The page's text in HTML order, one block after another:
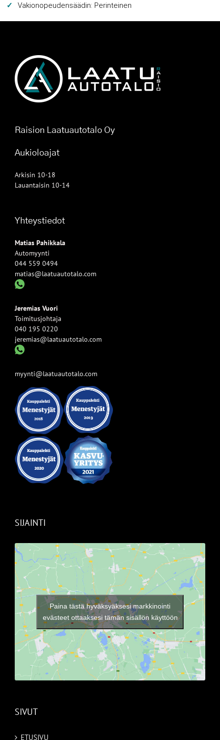
Vakionopeudensäädin: Perinteinen
Raision Laatuautotalo Oy
Aukioloajat
Arkisin 10-18
Lauantaisin 10-14
Yhteystiedot
Matias Pahikkala
Automyynti
044 559 0494
matias@laatuautotalo.com
Jeremias Vuori
Toimitusjohtaja
040 195 0220
jeremias@laatuautotalo.com
myynti@laatuautotalo.com
SIJAINTI
Paina tästä hyväksyäksesi markkinointi
evästeet ottaaksesi tämän sisällön käyttöön
SIVUT
ETUSIVU